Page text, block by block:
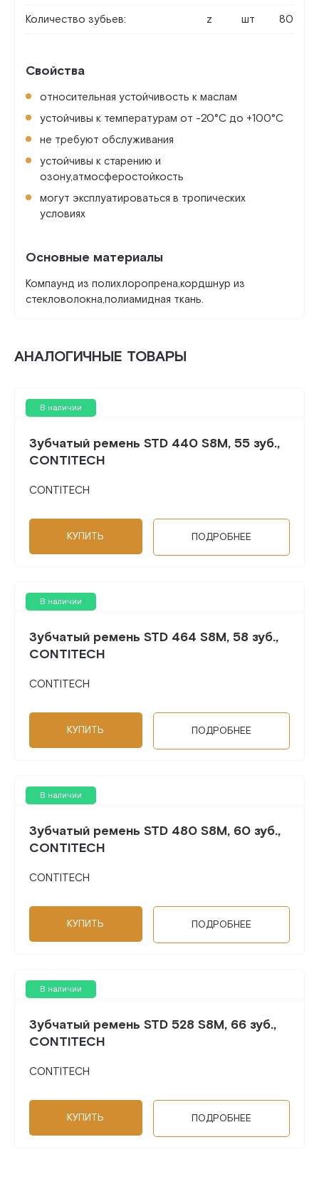
Количество зубьев: z шт 80
Свойства
относительная устойчивость к маслам
устойчивы к температурам от -20°C до +100°C
не требуют обслуживания
устойчивы к старению и
озону,атмосферостойкость
могут эксплуатироваться в тропических
условиях
Основные материалы
Компаунд из полихлоропрена,кордшнур из
стекловолокна,полиамидная ткань.
АНАЛОГИЧНЫЕ ТОВАРЫ
В наличии
Зубчатый ремень STD 440 S8M, 55 зуб.,
CONTITECH
CONTITECH
КУПИТЬ ПОДРОБНЕЕ
В наличии
Зубчатый ремень STD 464 S8M, 58 зуб.,
CONTITECH
CONTITECH
КУПИТЬ ПОДРОБНЕЕ
В наличии
Зубчатый ремень STD 480 S8M, 60 зуб.,
CONTITECH
CONTITECH
КУПИТЬ ПОДРОБНЕЕ
В наличии
Зубчатый ремень STD 528 S8M, 66 зуб.,
CONTITECH
CONTITECH
КУПИТЬ ПОДРОБНЕЕ